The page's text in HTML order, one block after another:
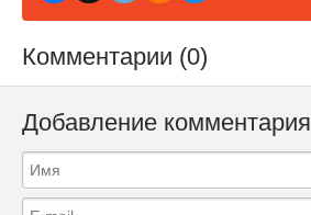
Комментарии (0)
Добавление комментария